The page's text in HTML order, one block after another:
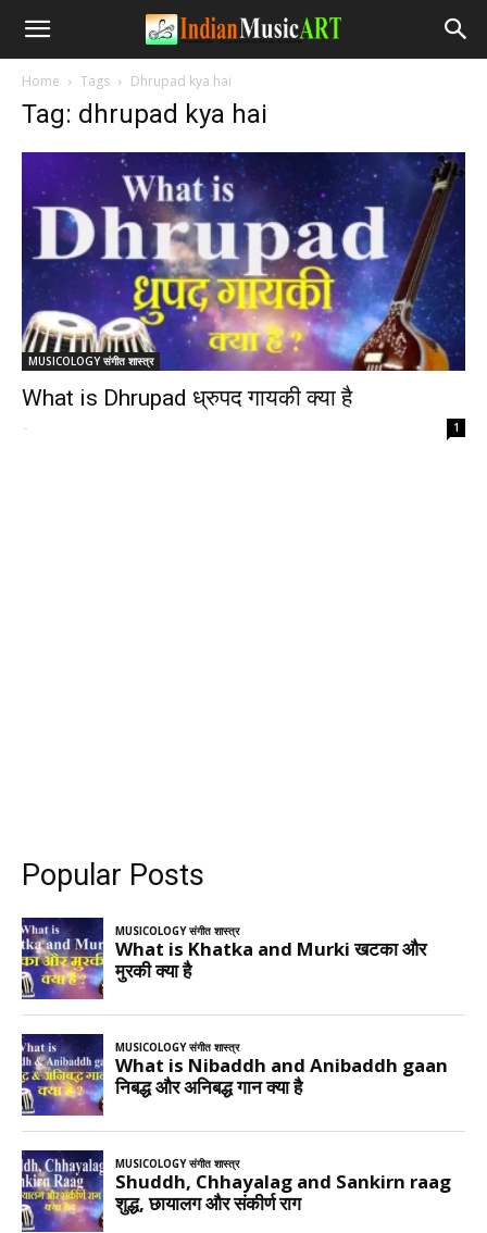
Home Tags Dhrupad kya hai
Tag: dhrupad kya hai
MUSICOLOGY संगीत शास्त्र
What is Dhrupad ध्रुपद गायकी क्या है
- 1
Popular Posts